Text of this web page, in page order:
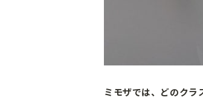
ミモザでは、どのクラ